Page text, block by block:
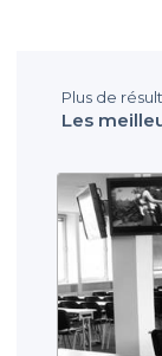
Plus de
Les